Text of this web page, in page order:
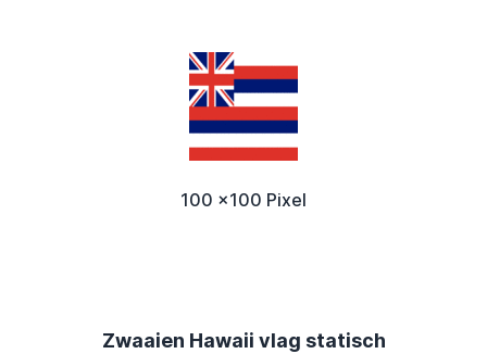
100 x100 Pixel
Zwaaien Hawaii vlag statisch